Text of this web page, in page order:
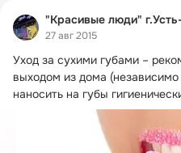
"Красивые люди"
27 авг 2015
Уход за сухими губами –
выходом из дома
наносить на губы